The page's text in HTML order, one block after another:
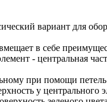
вариант для
в себе
- центральная
при помощи петель
у центрального